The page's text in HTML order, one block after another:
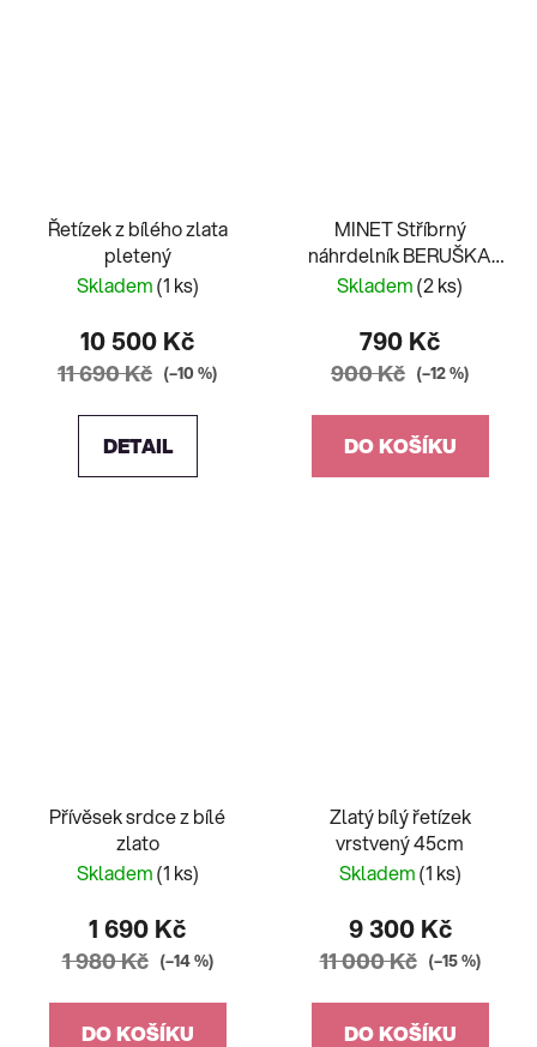
Řetízek z bílého zlata
pletený
Skladem(1 ks)
10 500 Kč
11 690 Kč (–10 %)
DETAIL
MINET Stříbrný
náhrdelník BERUŠKA
vykládaná zirkony
Skladem(2 ks)
790 Kč
900 Kč (–12 %)
DO KOŠÍKU
Přívěsek srdce z bílé
zlato
Skladem(1 ks)
1 690 Kč
1 980 Kč (–14 %)
DO KOŠÍKU
Zlatý bílý řetízek
vrstvený 45cm
Skladem(1 ks)
9 300 Kč
11 000 Kč (–15 %)
DO KOŠÍKU